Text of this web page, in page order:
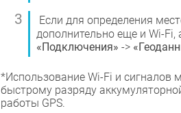
Если для определения
дополнительно еще и Wi-
«Подключения» ->
*Использование Wi-Fi и сигналов
быстрому разряду
работы GPS.